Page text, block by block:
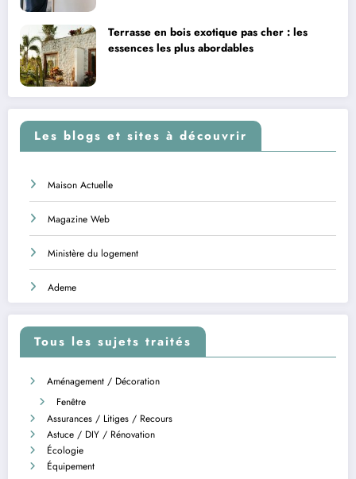
Terrasse en bois exotique pas cher : les
essences les plus abordables
Les blogs et sites à découvrir
Maison Actuelle
Magazine Web
Ministère du logement
Ademe
Tous les sujets traités
Aménagement / Décoration
Fenêtre
Assurances / Litiges / Recours
Astuce / DIY / Rénovation
Écologie
Équipement